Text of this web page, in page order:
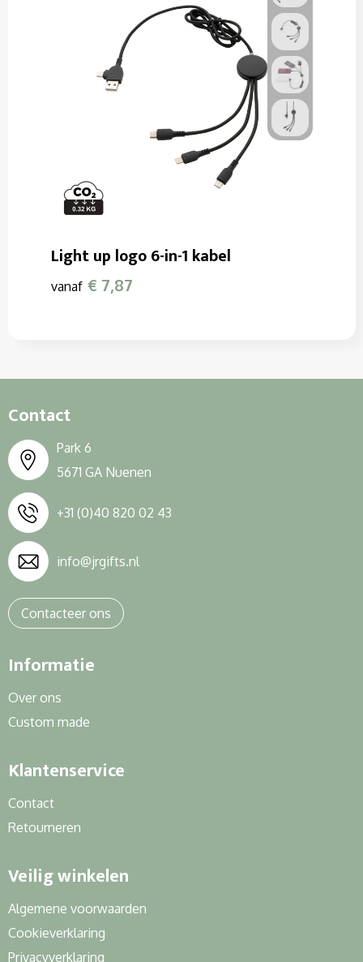
Light up logo 6-in-1 kabel
vanaf € 7,87
Contact
Park 6
5671 GA Nuenen
+31 (0)40 820 02 43
info@jrgifts.nl
Contacteer ons
Informatie
Over ons
Custom made
Klantenservice
Contact
Retourneren
Veilig winkelen
Algemene voorwaarden
Cookieverklaring
Privacyverklaring